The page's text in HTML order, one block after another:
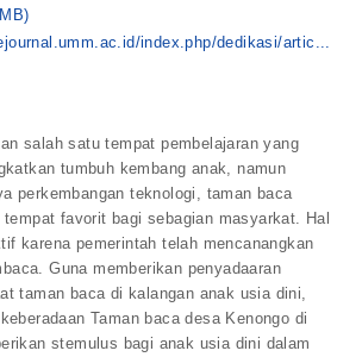
index.php/dedikasi/artic...
salah satu tempat pembelajaran yang
tumbuh kembang anak, namun
perkembangan teknologi, taman baca
favorit bagi sebagian masyarkat. Hal
karena pemerintah telah mencanangkan
Guna memberikan penyadaaran
taman baca di kalangan anak usia dini,
Taman baca desa Kenongo di
stemulus bagi anak usia dini dalam